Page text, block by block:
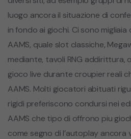
luogo ancora il situazione di
in fondo ai giochi. Ci sono
AAMS, quale slot classiche,
mediante, tavoli RNG addirittura,
gioco live durante croupier reali
AAMS. Molti giocatori abituati
rigidi preferiscono condursi nei
AAMS che tipo di offrono piu
come segno di l’autoplay